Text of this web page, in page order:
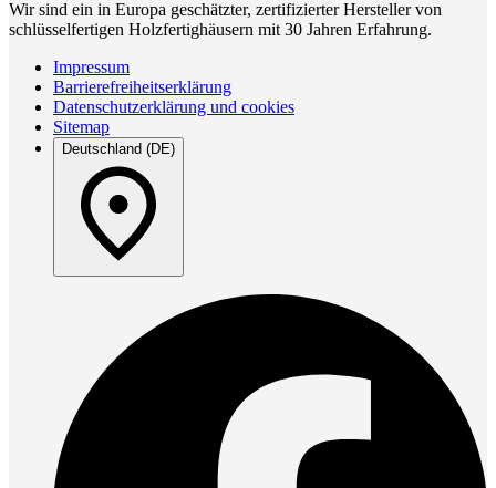
Wir sind ein in Europa geschätzter, zertifizierter Hersteller von
schlüsselfertigen Holzfertighäusern mit 30 Jahren Erfahrung.
Impressum
Barrierefreiheitserklärung
Datenschutzerklärung und cookies
Sitemap
Deutschland (DE)